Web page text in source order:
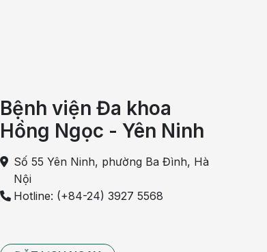
Bệnh viện Đa khoa
Hồng Ngọc - Yên Ninh
Số 55 Yên Ninh, phường Ba Đình, Hà
Nội
Hotline: (+84-24) 3927 5568